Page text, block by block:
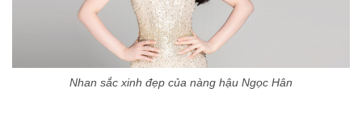
Nhan sắc xinh đẹp của nàng hậu Ngọc Hân